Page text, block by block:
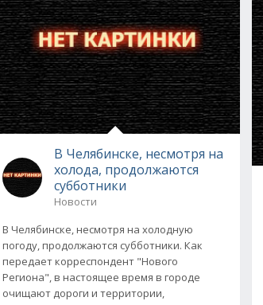
В Челябинске, несмотря на
холода, продолжаются
субботники
Новости
В Челябинске, несмотря на холодную
погоду, продолжаются субботники. Как
передает корреспондент "Нового
Региона", в настоящее время в городе
очищают дороги и территории,